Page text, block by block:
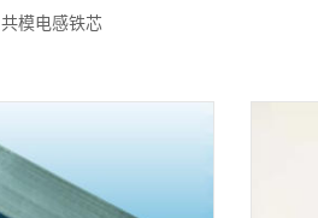
共模电感铁芯